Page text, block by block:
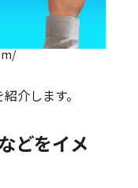
介します。
どをイメ